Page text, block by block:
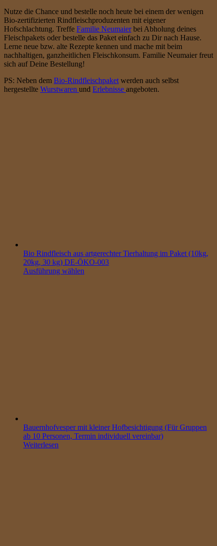
Nutze die Chance und bestelle noch heute bei einem der wenigen
Bio-zertifizierten Rindfleischproduzenten mit eigener
Hofschlachtung. Treffe Familie Neumaierbei Abholung deines
Fleischpakets oder bestelle das Paket einfach zu Dir nach Hause.
Lerne neue bzw. alte Rezepte kennen und mache mit beim
nachhaltigen, ganzheitlichen Fleischkonsum. Familie Neumaier freut
sich auf Deine Bestellung!
PS: Neben dem Bio-Rindfleischpaketwerden auch selbst
hergestellte Wurstwaren und Erlebnisse angeboten.
Bio Rindfleisch aus artgerechter Tierhaltung im Paket (10kg,
20kg, 30 kg) DE-ÖKO-003
Ausführung wählen
Bauernhofvesper mit kleiner Hofbesichtigung (Für Gruppen
ab 10 Personen, Termin individuell vereinbar)
Weiterlesen